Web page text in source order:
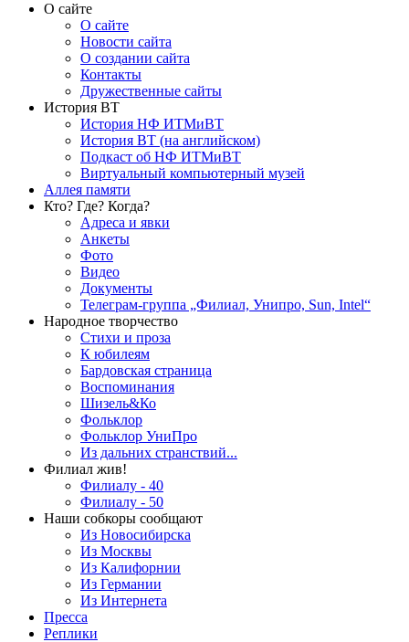
О сайте
О сайте
Новости сайта
О создании сайта
Контакты
Дружественные сайты
История ВТ
История НФ ИТМиВТ
История ВТ (на английском)
Подкаст об НФ ИТМиВТ
Виртуальный компьютерный музей
Аллея памяти
Кто? Где? Когда?
Адреса и явки
Анкеты
Фото
Видео
Документы
Телеграм-группа „Филиал, Унипро, Sun, Intel“
Народное творчество
Стихи и проза
К юбилеям
Бардовская страница
Воспоминания
Шизель&Ко
Фольклор
Фольклор УниПро
Из дальних странствий...
Филиал жив!
Филиалу - 40
Филиалу - 50
Наши собкоры сообщают
Из Новосибирска
Из Москвы
Из Калифорнии
Из Германии
Из Интернета
Пресса
Реплики